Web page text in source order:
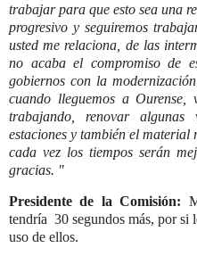
trabajar para que esto sea una
progresivo y seguiremos
usted me relaciona, de las
no acaba el compromiso de
gobiernos con la
cuando lleguemos a Ourense,
trabajando, renovar
estaciones y también el material
cada vez los tiempos serán
gracias. "
Presidente de la Comisión:
tendría 30 segundos más, por si
uso de ellos.